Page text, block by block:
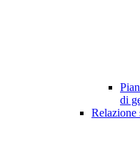
di
Relazione